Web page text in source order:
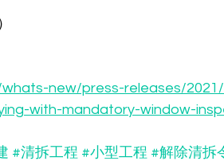
new/press-releases/
with-mandatory-window-
#清拆工程 #小型工程 #解除清拆